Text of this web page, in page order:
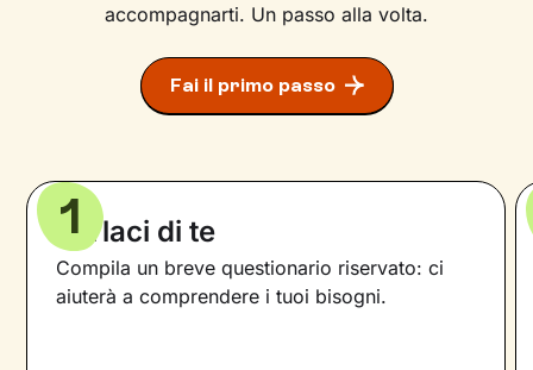
accompagnarti. Un passo alla volta.
Fai il primo passo
Parlaci di te
Compila un breve questionario riservato: ci
aiuterà a comprendere i tuoi bisogni.
1